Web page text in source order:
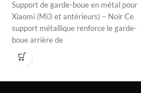
Support de garde-boue en métal pour
Xiaomi (Mi3 et antérieurs) – Noir Ce
support métallique renforce le garde-
boue arrière de